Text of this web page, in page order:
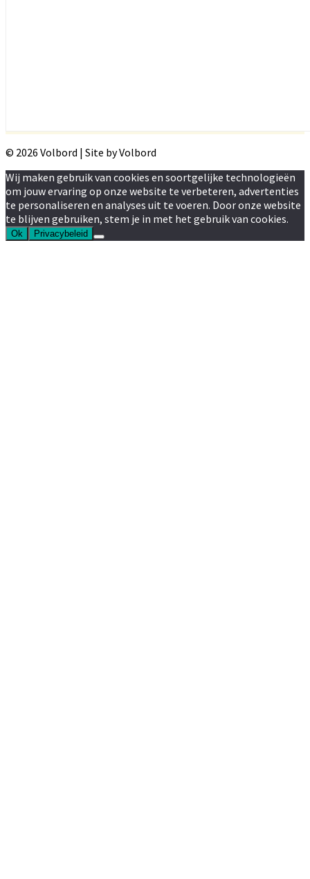
© 2026 Volbord | Site by Volbord
Wij maken gebruik van cookies en soortgelijke technologieën
om jouw ervaring op onze website te verbeteren, advertenties
te personaliseren en analyses uit te voeren. Door onze website
te blijven gebruiken, stem je in met het gebruik van cookies.
Ok Privacybeleid